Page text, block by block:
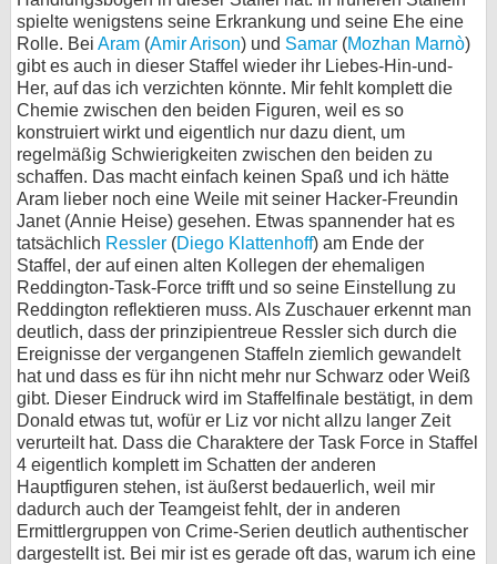
spielte wenigstens seine Erkrankung und seine Ehe eine
Rolle. Bei Aram (Amir Arison) und Samar (Mozhan Marnò)
gibt es auch in dieser Staffel wieder ihr Liebes-Hin-und-
Her, auf das ich verzichten könnte. Mir fehlt komplett die
Chemie zwischen den beiden Figuren, weil es so
konstruiert wirkt und eigentlich nur dazu dient, um
regelmäßig Schwierigkeiten zwischen den beiden zu
schaffen. Das macht einfach keinen Spaß und ich hätte
Aram lieber noch eine Weile mit seiner Hacker-Freundin
Janet (Annie Heise) gesehen. Etwas spannender hat es
tatsächlich Ressler (Diego Klattenhoff) am Ende der
Staffel, der auf einen alten Kollegen der ehemaligen
Reddington-Task-Force trifft und so seine Einstellung zu
Reddington reflektieren muss. Als Zuschauer erkennt man
deutlich, dass der prinzipientreue Ressler sich durch die
Ereignisse der vergangenen Staffeln ziemlich gewandelt
hat und dass es für ihn nicht mehr nur Schwarz oder Weiß
gibt. Dieser Eindruck wird im Staffelfinale bestätigt, in dem
Donald etwas tut, wofür er Liz vor nicht allzu langer Zeit
verurteilt hat. Dass die Charaktere der Task Force in Staffel
4 eigentlich komplett im Schatten der anderen
Hauptfiguren stehen, ist äußerst bedauerlich, weil mir
dadurch auch der Teamgeist fehlt, der in anderen
Ermittlergruppen von Crime-Serien deutlich authentischer
dargestellt ist. Bei mir ist es gerade oft das, warum ich eine